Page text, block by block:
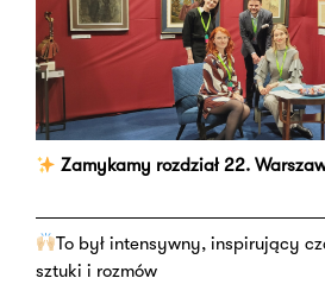
Zamykamy rozdział 22.
To był intensywny, inspirujący
sztuki i rozmów